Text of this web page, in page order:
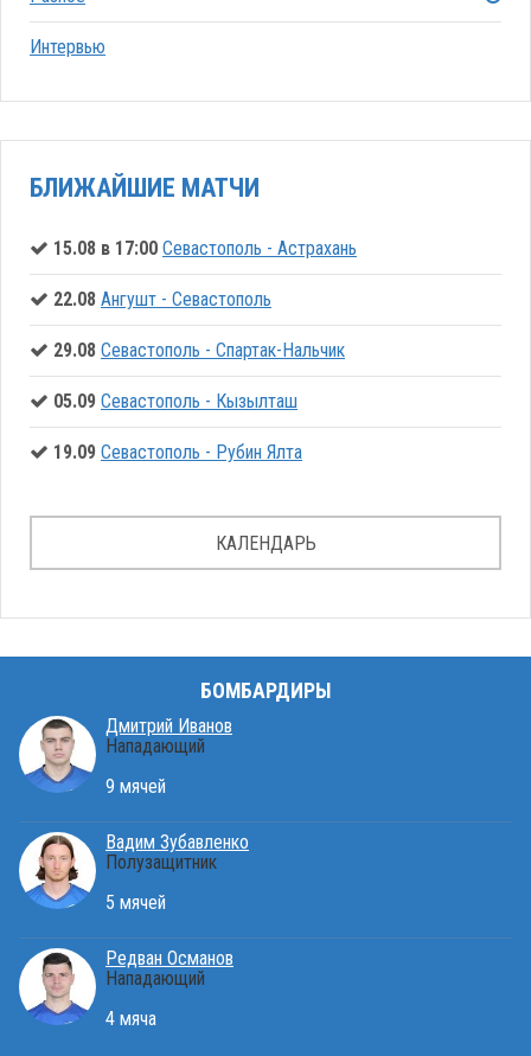
Интервью
БЛИЖАЙШИЕ МАТЧИ
15.08 в 17:00 Севастополь - Астрахань
22.08 Ангушт - Севастополь
29.08 Севастополь - Спартак-Нальчик
05.09 Севастополь - Кызылташ
19.09 Севастополь - Рубин Ялта
КАЛЕНДАРЬ
БОМБАРДИРЫ
Дмитрий Иванов
Нападающий
9 мячей
Вадим Зубавленко
Полузащитник
5 мячей
Редван Османов
Нападающий
4 мяча